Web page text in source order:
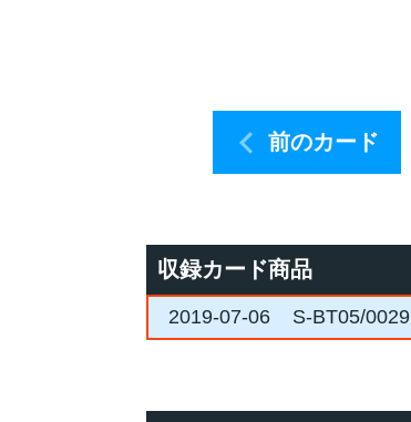
前のカード
収録カード商品
2019-07-06 S-BT05/0029